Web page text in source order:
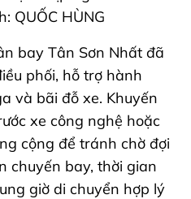
QUỐC HÙNG
bay Tân Sơn Nhất đã
phối, hỗ trợ hành
và bãi đỗ xe. Khuyến
xe công nghệ hoặc
cộng để tránh chờ đợi
chuyến bay, thời gian
giờ di chuyển hợp lý